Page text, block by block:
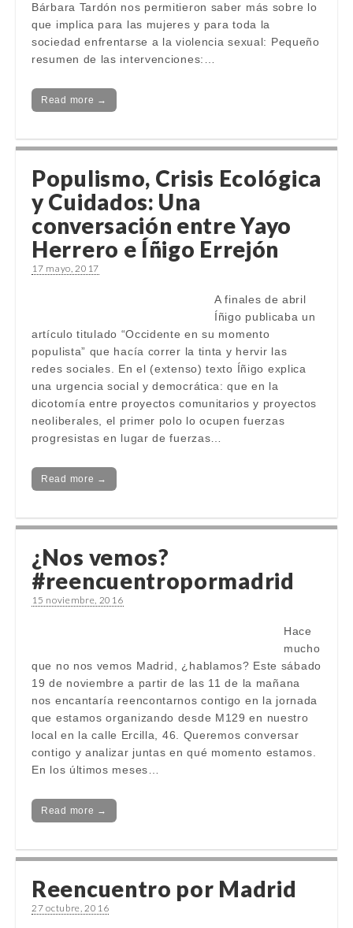
Bárbara Tardón nos permitieron saber más sobre lo
que implica para las mujeres y para toda la
sociedad enfrentarse a la violencia sexual: Pequeño
resumen de las intervenciones:…
Read more →
Populismo, Crisis Ecológica
y Cuidados: Una
conversación entre Yayo
Herrero e Íñigo Errejón
17 mayo, 2017
A finales de abril
Íñigo publicaba un
artículo titulado “Occidente en su momento
populista” que hacía correr la tinta y hervir las
redes sociales. En el (extenso) texto Íñigo explica
una urgencia social y democrática: que en la
dicotomía entre proyectos comunitarios y proyectos
neoliberales, el primer polo lo ocupen fuerzas
progresistas en lugar de fuerzas…
Read more →
¿Nos vemos?
#reencuentropormadrid
15 noviembre, 2016
Hace
mucho
que no nos vemos Madrid, ¿hablamos? Este sábado
19 de noviembre a partir de las 11 de la mañana
nos encantaría reencontarnos contigo en la jornada
que estamos organizando desde M129 en nuestro
local en la calle Ercilla, 46. Queremos conversar
contigo y analizar juntas en qué momento estamos.
En los últimos meses…
Read more →
Reencuentro por Madrid
27 octubre, 2016